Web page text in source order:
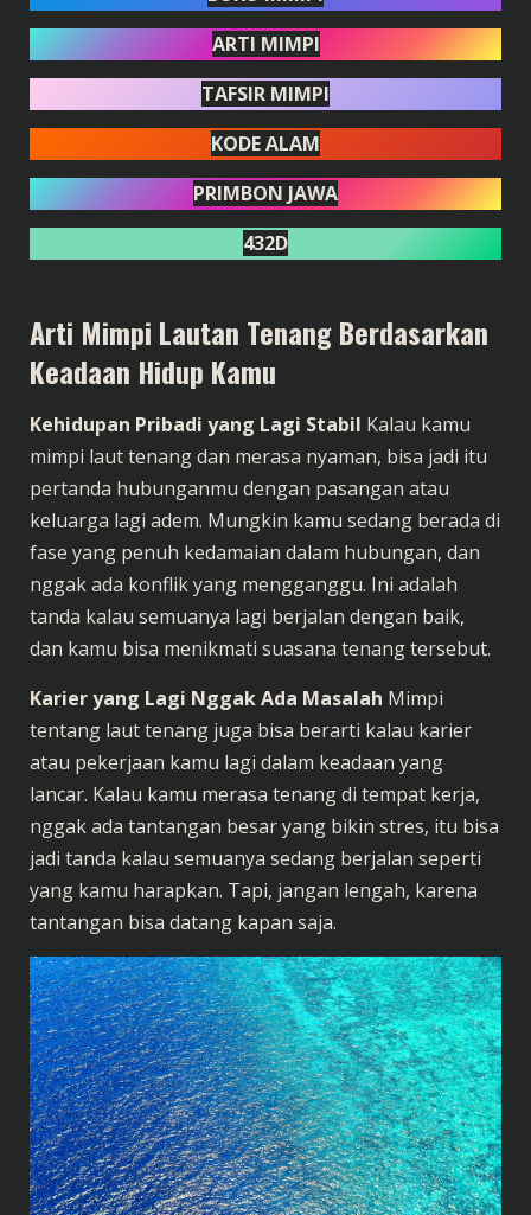
ARTI MIMPI
TAFSIR MIMPI
KODE ALAM
PRIMBON JAWA
432D
Arti Mimpi Lautan Tenang Berdasarkan
Keadaan Hidup Kamu
Kehidupan Pribadi yang Lagi Stabil Kalau kamu
mimpi laut tenang dan merasa nyaman, bisa jadi itu
pertanda hubunganmu dengan pasangan atau
keluarga lagi adem. Mungkin kamu sedang berada di
fase yang penuh kedamaian dalam hubungan, dan
nggak ada konflik yang mengganggu. Ini adalah
tanda kalau semuanya lagi berjalan dengan baik,
dan kamu bisa menikmati suasana tenang tersebut.
Karier yang Lagi Nggak Ada Masalah Mimpi
tentang laut tenang juga bisa berarti kalau karier
atau pekerjaan kamu lagi dalam keadaan yang
lancar. Kalau kamu merasa tenang di tempat kerja,
nggak ada tantangan besar yang bikin stres, itu bisa
jadi tanda kalau semuanya sedang berjalan seperti
yang kamu harapkan. Tapi, jangan lengah, karena
tantangan bisa datang kapan saja.